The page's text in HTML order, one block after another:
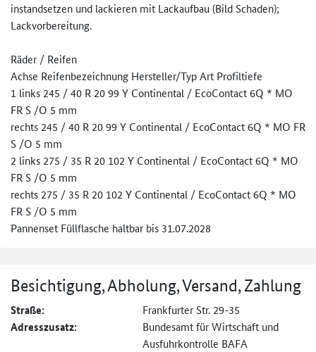
instandsetzen und lackieren mit Lackaufbau (Bild Schaden);
Lackvorbereitung.
Räder / Reifen
Achse Reifenbezeichnung Hersteller/Typ Art Profiltiefe
1 links 245 / 40 R 20 99 Y Continental / EcoContact 6Q * MO
FR S /O 5 mm
rechts 245 / 40 R 20 99 Y Continental / EcoContact 6Q * MO FR
S /O 5 mm
2 links 275 / 35 R 20 102 Y Continental / EcoContact 6Q * MO
FR S /O 5 mm
rechts 275 / 35 R 20 102 Y Continental / EcoContact 6Q * MO
FR S /O 5 mm
Pannenset Füllflasche haltbar bis 31.07.2028
Besichtigung, Abholung, Versand, Zahlung
Straße: Frankfurter Str. 29-35
Adresszusatz:
Bundesamt für Wirtschaft und
Ausfuhrkontrolle BAFA